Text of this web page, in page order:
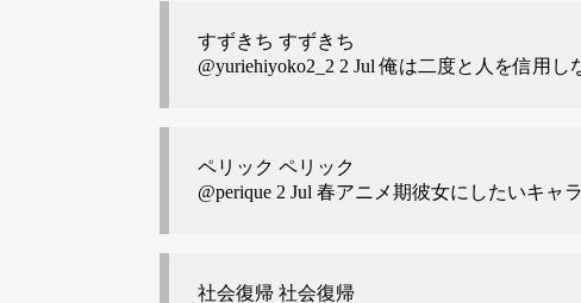
すずきち すずきち
@yuriehiyoko2_2 2 Jul 俺は二度と人を信用し
ペリック ペリック
@perique 2 Jul 春アニメ期彼女にしたいキャ
社会復帰 社会復帰